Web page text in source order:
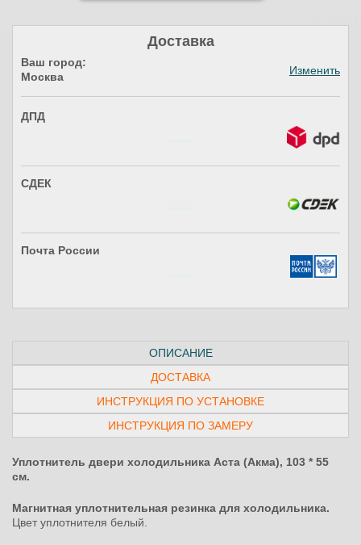
Доставка
Ваш город:
Москва
Изменить
ДПД
СДЕК
Почта России
ОПИСАНИЕ
ДОСТАВКА
ИНСТРУКЦИЯ ПО УСТАНОВКЕ
ИНСТРУКЦИЯ ПО ЗАМЕРУ
Уплотнитель двери холодильника Аста (Акма), 103 * 55
см.
Магнитная уплотнительная резинка для холодильника.
Цвет уплотнителя белый.